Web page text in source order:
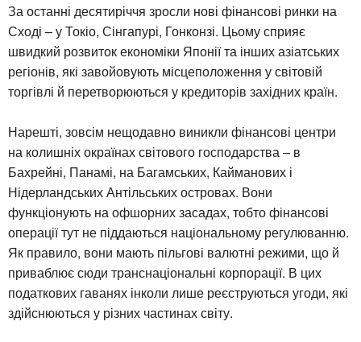
За останні десятиріччя зросли нові фінансові ринки на
Сході – у Токіо, Сінгапурі, Гонконзі. Цьому сприяє
швидкий розвиток економіки Японії та інших азіатських
регіонів, які завойовують місцеположення у світовій
торгівлі й перетворюються у кредиторів західних країн.
Нарешті, зовсім нещодавно виникли фінансові центри
на колишніх окраїнах світового господарства – в
Бахрейні, Панамі, на Багамських, Кайманових і
Нідерландських Антільських островах. Вони
функціонують на офшорних засадах, тобто фінансові
операції тут не піддаються національному регулюванню.
Як правило, вони мають пільгові валютні режими, що й
приваблює сюди транснаціональні корпорації. В цих
податкових гаванях інколи лише реєструються угоди, які
здійснюються у різних частинах світу.